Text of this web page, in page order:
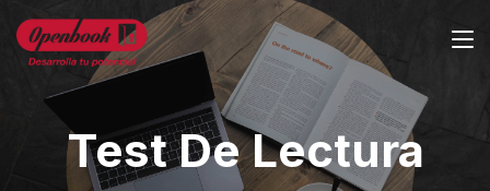
Test De Lectura